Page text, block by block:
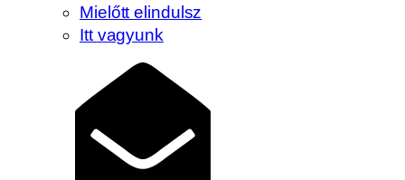
Mielőtt elindulsz
Itt vagyunk